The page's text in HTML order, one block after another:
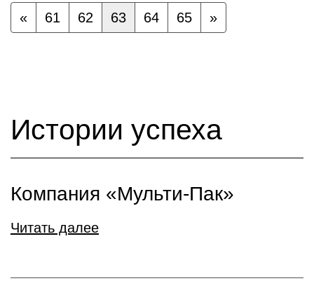
« 61 62 63 64 65 »
Истории успеха
Компания «Мульти-Пак»
Читать далее